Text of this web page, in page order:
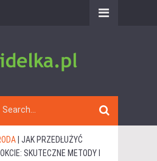
JAK PRZEDŁUŻYĆ
SKUTECZNE METODY I